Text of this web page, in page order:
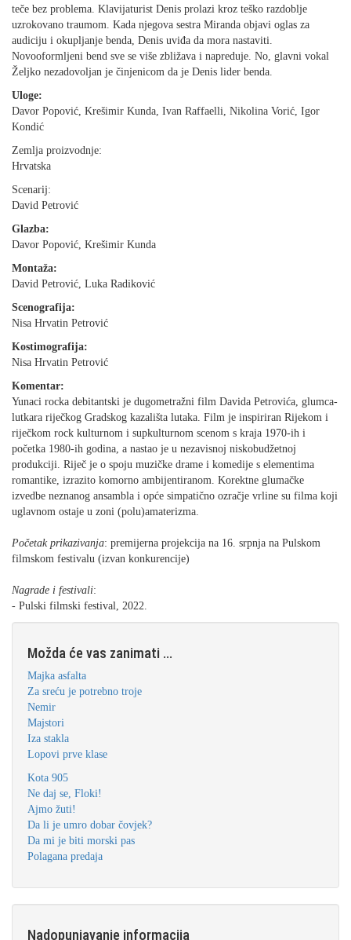
teče bez problema. Klavijaturist Denis prolazi kroz teško razdoblje
uzrokovano traumom. Kada njegova sestra Miranda objavi oglas za
audiciju i okupljanje benda, Denis uviđa da mora nastaviti.
Novooformljeni bend sve se više zbližava i napreduje. No, glavni vokal
Željko nezadovoljan je činjenicom da je Denis lider benda.
Uloge:
Davor Popović, Krešimir Kunda, Ivan Raffaelli, Nikolina Vorić, Igor
Kondić
Zemlja proizvodnje:
Hrvatska
Scenarij:
David Petrović
Glazba:
Davor Popović, Krešimir Kunda
Montaža:
David Petrović, Luka Radiković
Scenografija:
Nisa Hrvatin Petrović
Kostimografija:
Nisa Hrvatin Petrović
Komentar:
Yunaci rocka debitantski je dugometražni film Davida Petrovića, glumca-
lutkara riječkog Gradskog kazališta lutaka. Film je inspiriran Rijekom i
riječkom rock kulturnom i supkulturnom scenom s kraja 1970-ih i
početka 1980-ih godina, a nastao je u nezavisnoj niskobudžetnoj
produkciji. Riječ je o spoju muzičke drame i komedije s elementima
romantike, izrazito komorno ambijentiranom. Korektne glumačke
izvedbe neznanog ansambla i opće simpatično ozračje vrline su filma koji
uglavnom ostaje u zoni (polu)amaterizma.
Početak prikazivanja: premijerna projekcija na 16. srpnja na Pulskom
filmskom festivalu (izvan konkurencije)
Nagrade i festivali:
- Pulski filmski festival, 2022.
Možda će vas zanimati ...
Majka asfalta
Za sreću je potrebno troje
Nemir
Majstori
Iza stakla
Lopovi prve klase
Kota 905
Ne daj se, Floki!
Ajmo žuti!
Da li je umro dobar čovjek?
Da mi je biti morski pas
Polagana predaja
Nadopunjavanje informacija